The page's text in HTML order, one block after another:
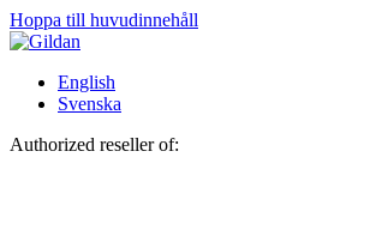
Hoppa till huvudinnehåll
English
Svenska
Authorized reseller of: